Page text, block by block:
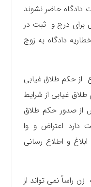
دادگاه حاضر نشوند
برای درج و ثبت در
دادگاه به زوج
از حکم طلاق غیابی
غیابی از شرایط
از صدور حکم طلاق
20 روز فرصت دارد اعتراض و وا
و اطلاع رسانی
راساً نمی تواند از